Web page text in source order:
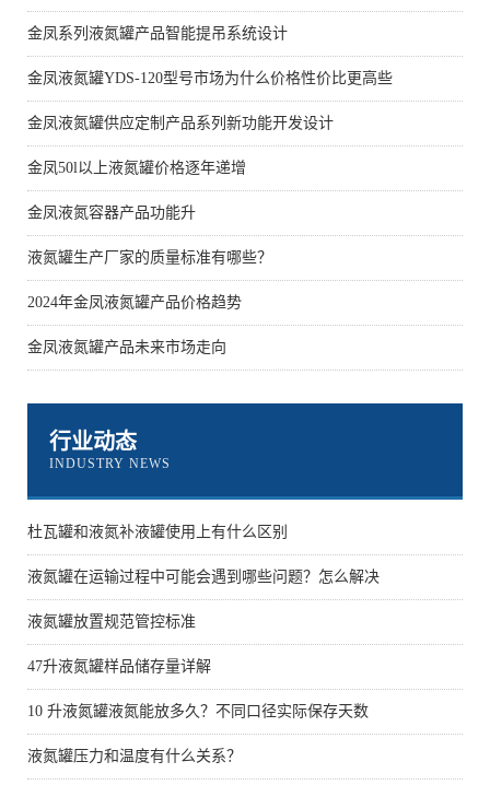
金凤系列液氮罐产品智能提吊系统设计
金凤液氮罐YDS-120型号市场为什么价格性价比更高些
金凤液氮罐供应定制产品系列新功能开发设计
金凤50l以上液氮罐价格逐年递增
金凤液氮容器产品功能升
液氮罐生产厂家的质量标准有哪些？
2024年金凤液氮罐产品价格趋势
金凤液氮罐产品未来市场走向
行业动态
INDUSTRY NEWS
杜瓦罐和液氮补液罐使用上有什么区别
液氮罐在运输过程中可能会遇到哪些问题？怎么解决
液氮罐放置规范管控标准
47升液氮罐样品储存量详解
10 升液氮罐液氮能放多久？不同口径实际保存天数
液氮罐压力和温度有什么关系？